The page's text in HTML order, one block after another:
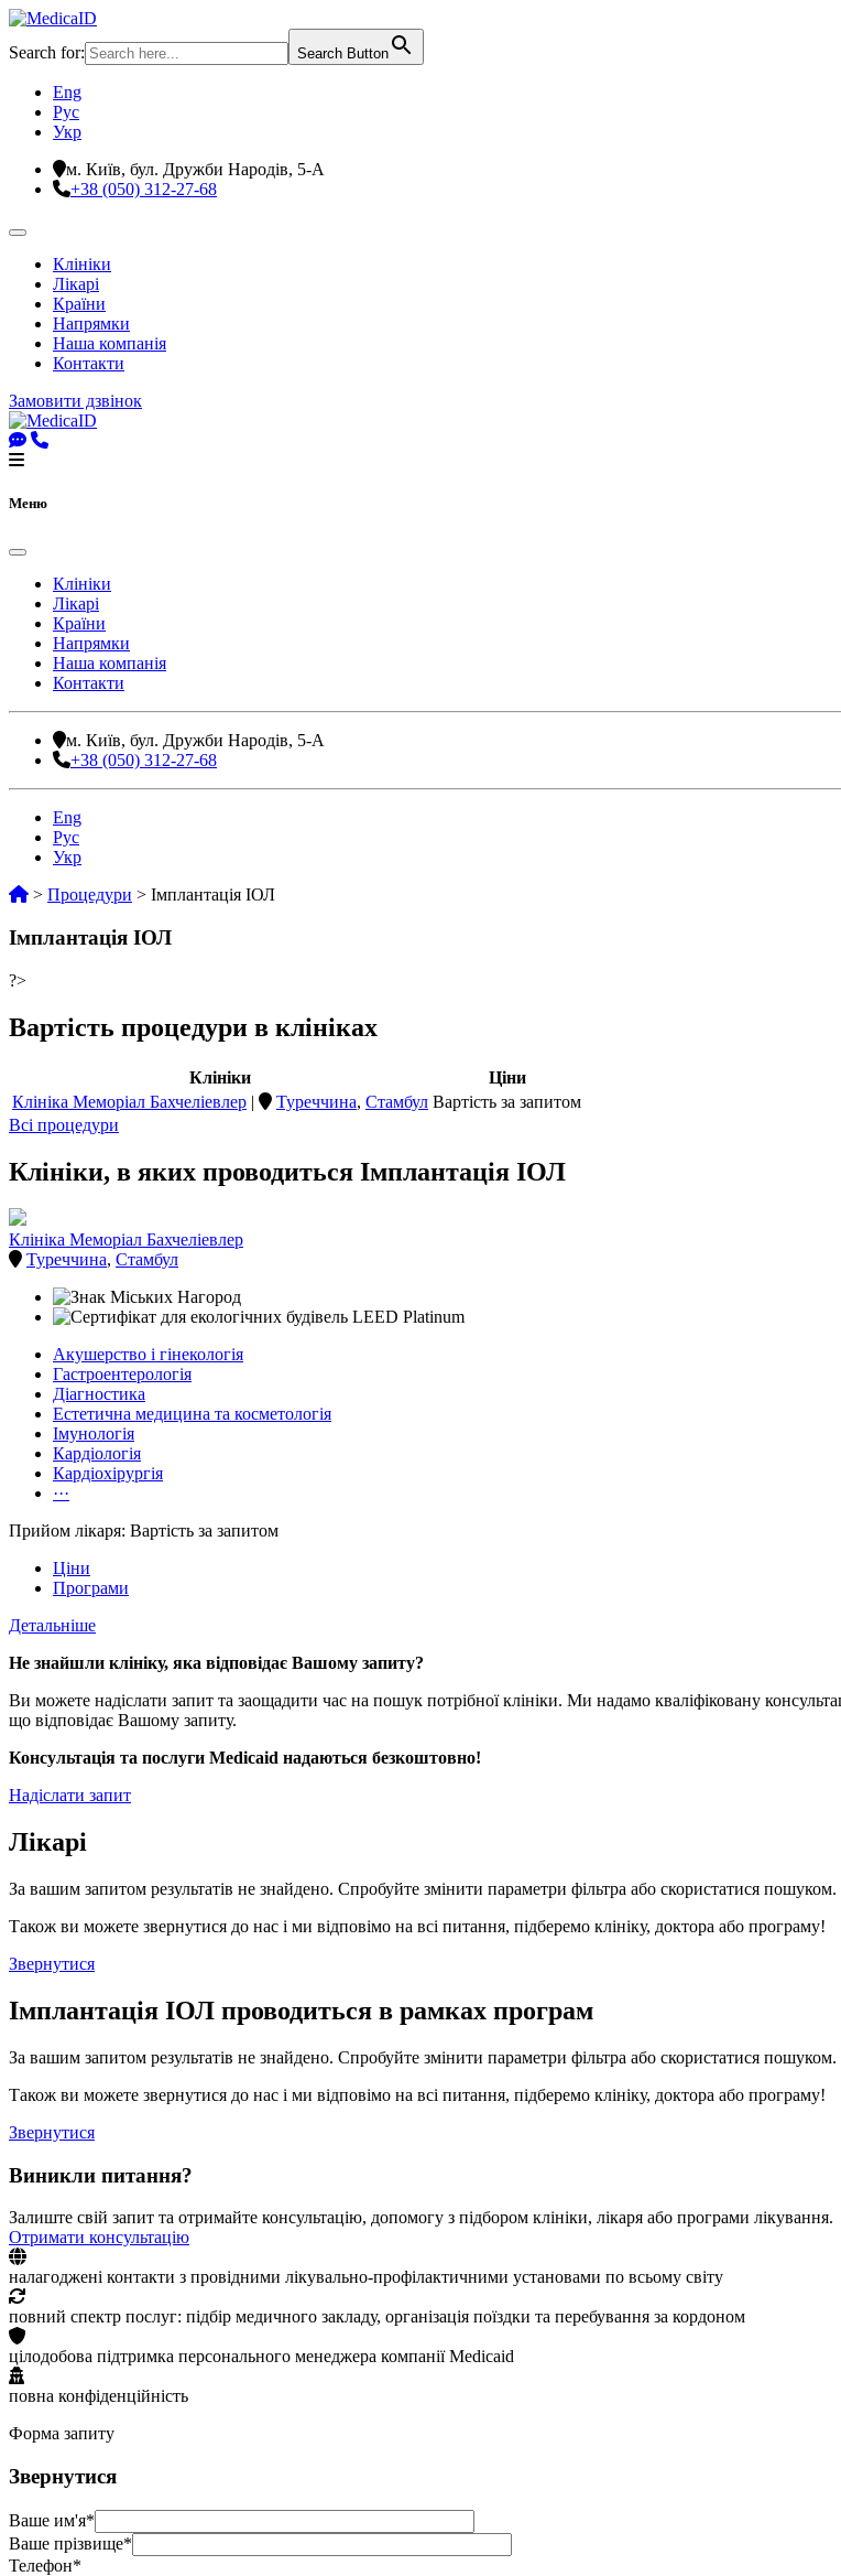
Search for: Search Button
Eng
Рус
Укр
м. Київ, бул. Дружби Народів, 5-А
+38 (050) 312-27-68
Клініки
Лікарі
Країни
Напрямки
Наша компанія
Контакти
Замовити дзвінок
Меню
Клініки
Лікарі
Країни
Напрямки
Наша компанія
Контакти
м. Київ, бул. Дружби Народів, 5-А
+38 (050) 312-27-68
Eng
Рус
Укр
> Процедури > Імплантація ІОЛ
Імплантація ІОЛ
?>
Вартість процедури в клініках
Клініки
Ціни
Клініка Меморіал Бахчеліевлер | Туреччина, Стамбул Вартість за запитом
Всі процедури
Клініки, в яких проводиться Імплантація ІОЛ
Клініка Меморіал Бахчеліевлер
Туреччина, Стамбул
Акушерство і гінекологія
Гастроентерологія
Діагностика
Естетична медицина та косметологія
Імунологія
Кардіологія
Кардіохірургія
···
Прийом лікаря: Вартість за запитом
Ціни
Програми
Детальніше
Не знайшли клініку, яка відповідає Вашому запиту?
Ви можете надіслати запит та заощадити час на пошук потрібної клініки. Ми надамо кваліфіковану
що відповідає Вашому запиту.
Консультація та послуги Medicaid надаються безкоштовно!
Надіслати запит
Лікарі
За вашим запитом результатів не знайдено. Спробуйте змінити параметри фільтра або скористатися пошуком.
Також ви можете звернутися до нас і ми відповімо на всі питання, підберемо клініку, доктора або програму!
Звернутися
Імплантація ІОЛ проводиться в рамках програм
За вашим запитом результатів не знайдено. Спробуйте змінити параметри фільтра або скористатися пошуком.
Також ви можете звернутися до нас і ми відповімо на всі питання, підберемо клініку, доктора або програму!
Звернутися
Виникли питання?
Залиште свій запит та отримайте консультацію, допомогу з підбором клініки, лікаря або програми лікування.
Отримати консультацію
налагоджені контакти з провідними лікувально-профілактичними установами по всьому світу
повний спектр послуг: підбір медичного закладу, організація поїздки та перебування за кордоном
цілодобова підтримка персонального менеджера компанії Medicaid
повна конфіденційність
Форма запиту
Звернутися
Ваше им'я*
Ваше прізвище*
Телефон*